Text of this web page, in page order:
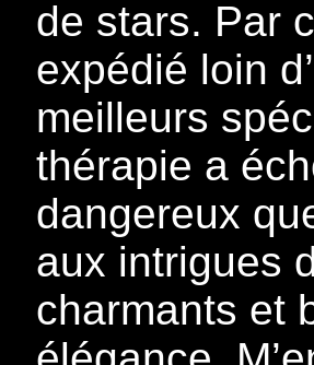
de stars. Par
expédié loin
meilleurs
thérapie a
dangereux
aux intrigues
charmants et